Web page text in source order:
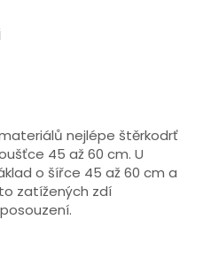
nejlépe štěrkodrť
45 až 60 cm. U
o šířce 45 až 60 cm a
zatížených zdí